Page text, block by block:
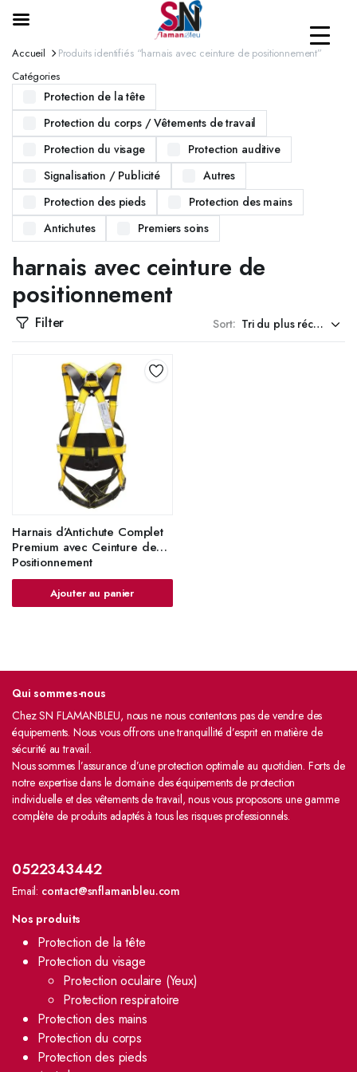
Accueil
Produits identifiés “harnais avec ceinture de positionnement”
Catégories
Protection de la tête
Protection du corps / Vêtements de travail
Protection du visage
Protection auditive
Signalisation / Publicité
Autres
Protection des pieds
Protection des mains
Antichutes
Premiers soins
harnais avec ceinture de
positionnement
Filter Sort:
Harnais d’Antichute Complet
Premium avec Ceinture de
Positionnement
Ajouter au panier
Qui sommes-nous
Chez SN FLAMANBLEU, nous ne nous contentons pas de vendre des
équipements. Nous vous offrons une tranquillité d’esprit en matière de
sécurité au travail.
Nous sommes l’assurance d’une protection optimale au quotidien. Forts de
notre expertise dans le domaine des équipements de protection
individuelle et des vêtements de travail, nous vous proposons une gamme
complète de produits adaptés à tous les risques professionnels.
0522343442
Email: contact@snflamanbleu.com
Nos produits
Protection de la tête
Protection du visage
Protection oculaire (Yeux)
Protection respiratoire
Protection des mains
Protection du corps
Protection des pieds